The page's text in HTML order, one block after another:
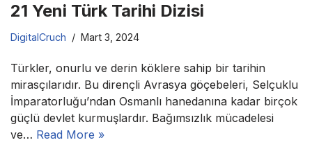
21 Yeni Türk Tarihi Dizisi
DigitalCruch Mart 3, 2024
Türkler, onurlu ve derin köklere sahip bir tarihin
mirasçılarıdır. Bu dirençli Avrasya göçebeleri, Selçuklu
İmparatorluğu’ndan Osmanlı hanedanına kadar birçok
güçlü devlet kurmuşlardır. Bağımsızlık mücadelesi
ve… Read More »